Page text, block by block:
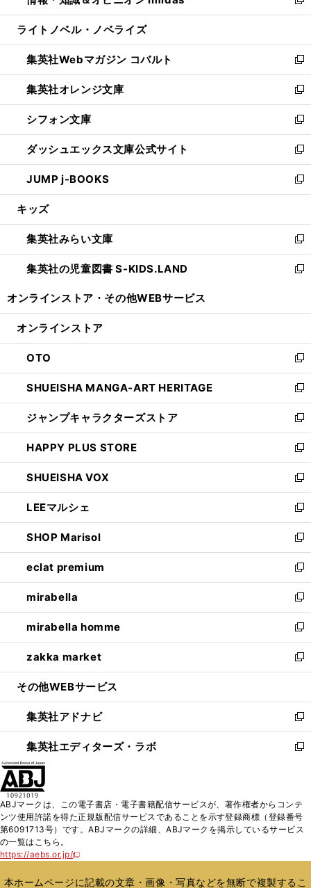
開
ウ
開
く
ン
ウ
で
開
く
ウ
ン
ド
ウ
で
開
く
新
し
ウ
ィ
ン
ド
ウ
で
開
く
ライトノベル・ノベライズ
集英社Webマガジン コバルト
新
し
い
ウ
ィ
ン
ド
ウ
で
開
集英社オレンジ文庫
新
し
い
ウ
ィ
ン
ド
ウ
開
く
シフォン文庫
新
し
い
ウ
ィ
ン
ウ
で
開
く
ダッシュエックス文庫公式サイト
新
し
い
ウ
ン
ド
ウ
で
JUMP j-BOOKS
新
し
ウ
ィ
ン
ド
開
キッズ
集英社みらい文庫
新
し
い
ン
ウ
で
開
く
集英社の児童図書 S-KIDS.LAND
新
ウ
ン
ド
ウ
で
開
く
オンラインストア・ その他WEBサービス
オンラインストア
OTO
新
し
い
ウ
ィ
ン
ド
ウ
で
開
く
SHUEISHA MANGA-ART HERITAGE
新
し
い
ウ
ィ
ン
ド
ウ
で
開
く
ジャンプキャラクターズストア
新
し
い
ウ
ィ
ン
ド
ウ
で
開
く
HAPPY PLUS STORE
新
し
い
ウ
ィ
ン
ド
ウ
で
開
く
SHUEISHA VOX
新
し
い
ウ
ィ
ン
ド
ウ
で
開
く
LEEマルシェ
新
し
い
ウ
ィ
ン
ド
ウ
で
開
く
SHOP Marisol
新
し
い
ウ
ィ
ン
ド
ウ
で
開
eclat premium
新
し
い
ウ
ィ
ン
ド
ウ
開
く
mirabella
新
し
い
ウ
ィ
ン
ウ
で
開
く
mirabella homme
新
し
い
ウ
ン
ド
ウ
で
zakka market
新
し
ウ
ィ
ン
ド
く
その他WEBサービス
集英社アドナビ
新
し
い
ド
ウ
で
集英社エディターズ・ラボ
新
ィ
ン
ド
開
ABJマークは、この電子書店・電子書籍配信サービスが、著作権者からコンテ
ンツ使用許諾を得た正規版配信サービスであることを示す登録商標（登録番号
第6091713号）です。ABJマークの詳細、ABJマークを掲示しているサービス
の一覧はこちら。
https://aebs.or.jp/
新
い
本ホームページに記載の文章・画像・写真などを無断で複製するこ